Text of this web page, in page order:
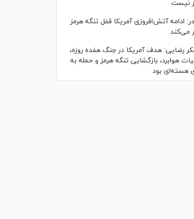
نیست
ادامه آتش‌افروزی آمریکا قفل تنگه هرمز
می‌کند
رضایی: هدف آمریکا در جنگ هفده روزه،
هوابرد، بازگشایی تنگه هرمز و حمله به
هسته‌ای بود